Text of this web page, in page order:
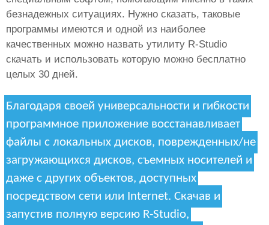
безнадежных ситуациях. Нужно сказать, таковые
программы имеются и одной из наиболее
качественных можно назвать утилиту R-Studio
скачать и использовать которую можно бесплатно
целых 30 дней.
Благодаря своей универсальности и гибкости
программное приложение восстанавливает
файлы с локальных дисков, поврежденных/не
загружающихся дисков, съемных носителей и
даже с других объектов, доступных
посредством сети или Internet. Скачав и
запустив полную версию R-Studio,